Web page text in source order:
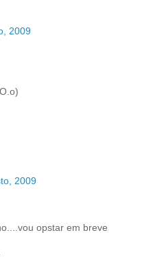
2009
2009
opstar em breve